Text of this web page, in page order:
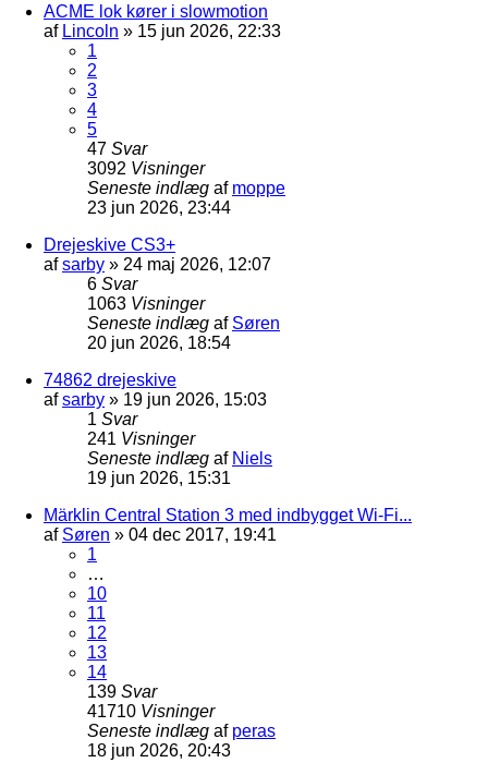
ACME lok kører i slowmotion
af Lincoln » 15 jun 2026, 22:33
1
2
3
4
5
47 Svar
3092 Visninger
Seneste indlæg af moppe
23 jun 2026, 23:44
Drejeskive CS3+
afsarby » 24 maj 2026, 12:07
6 Svar
1063 Visninger
Seneste indlæg af Søren
20 jun 2026, 18:54
74862 drejeskive
afsarby » 19 jun 2026, 15:03
1 Svar
241 Visninger
Seneste indlæg af Niels
19 jun 2026, 15:31
Märklin Central Station 3 med indbygget Wi-Fi...
af Søren » 04 dec 2017, 19:41
1
…
10
11
12
13
14
139 Svar
41710 Visninger
Seneste indlæg af peras
18 jun 2026, 20:43